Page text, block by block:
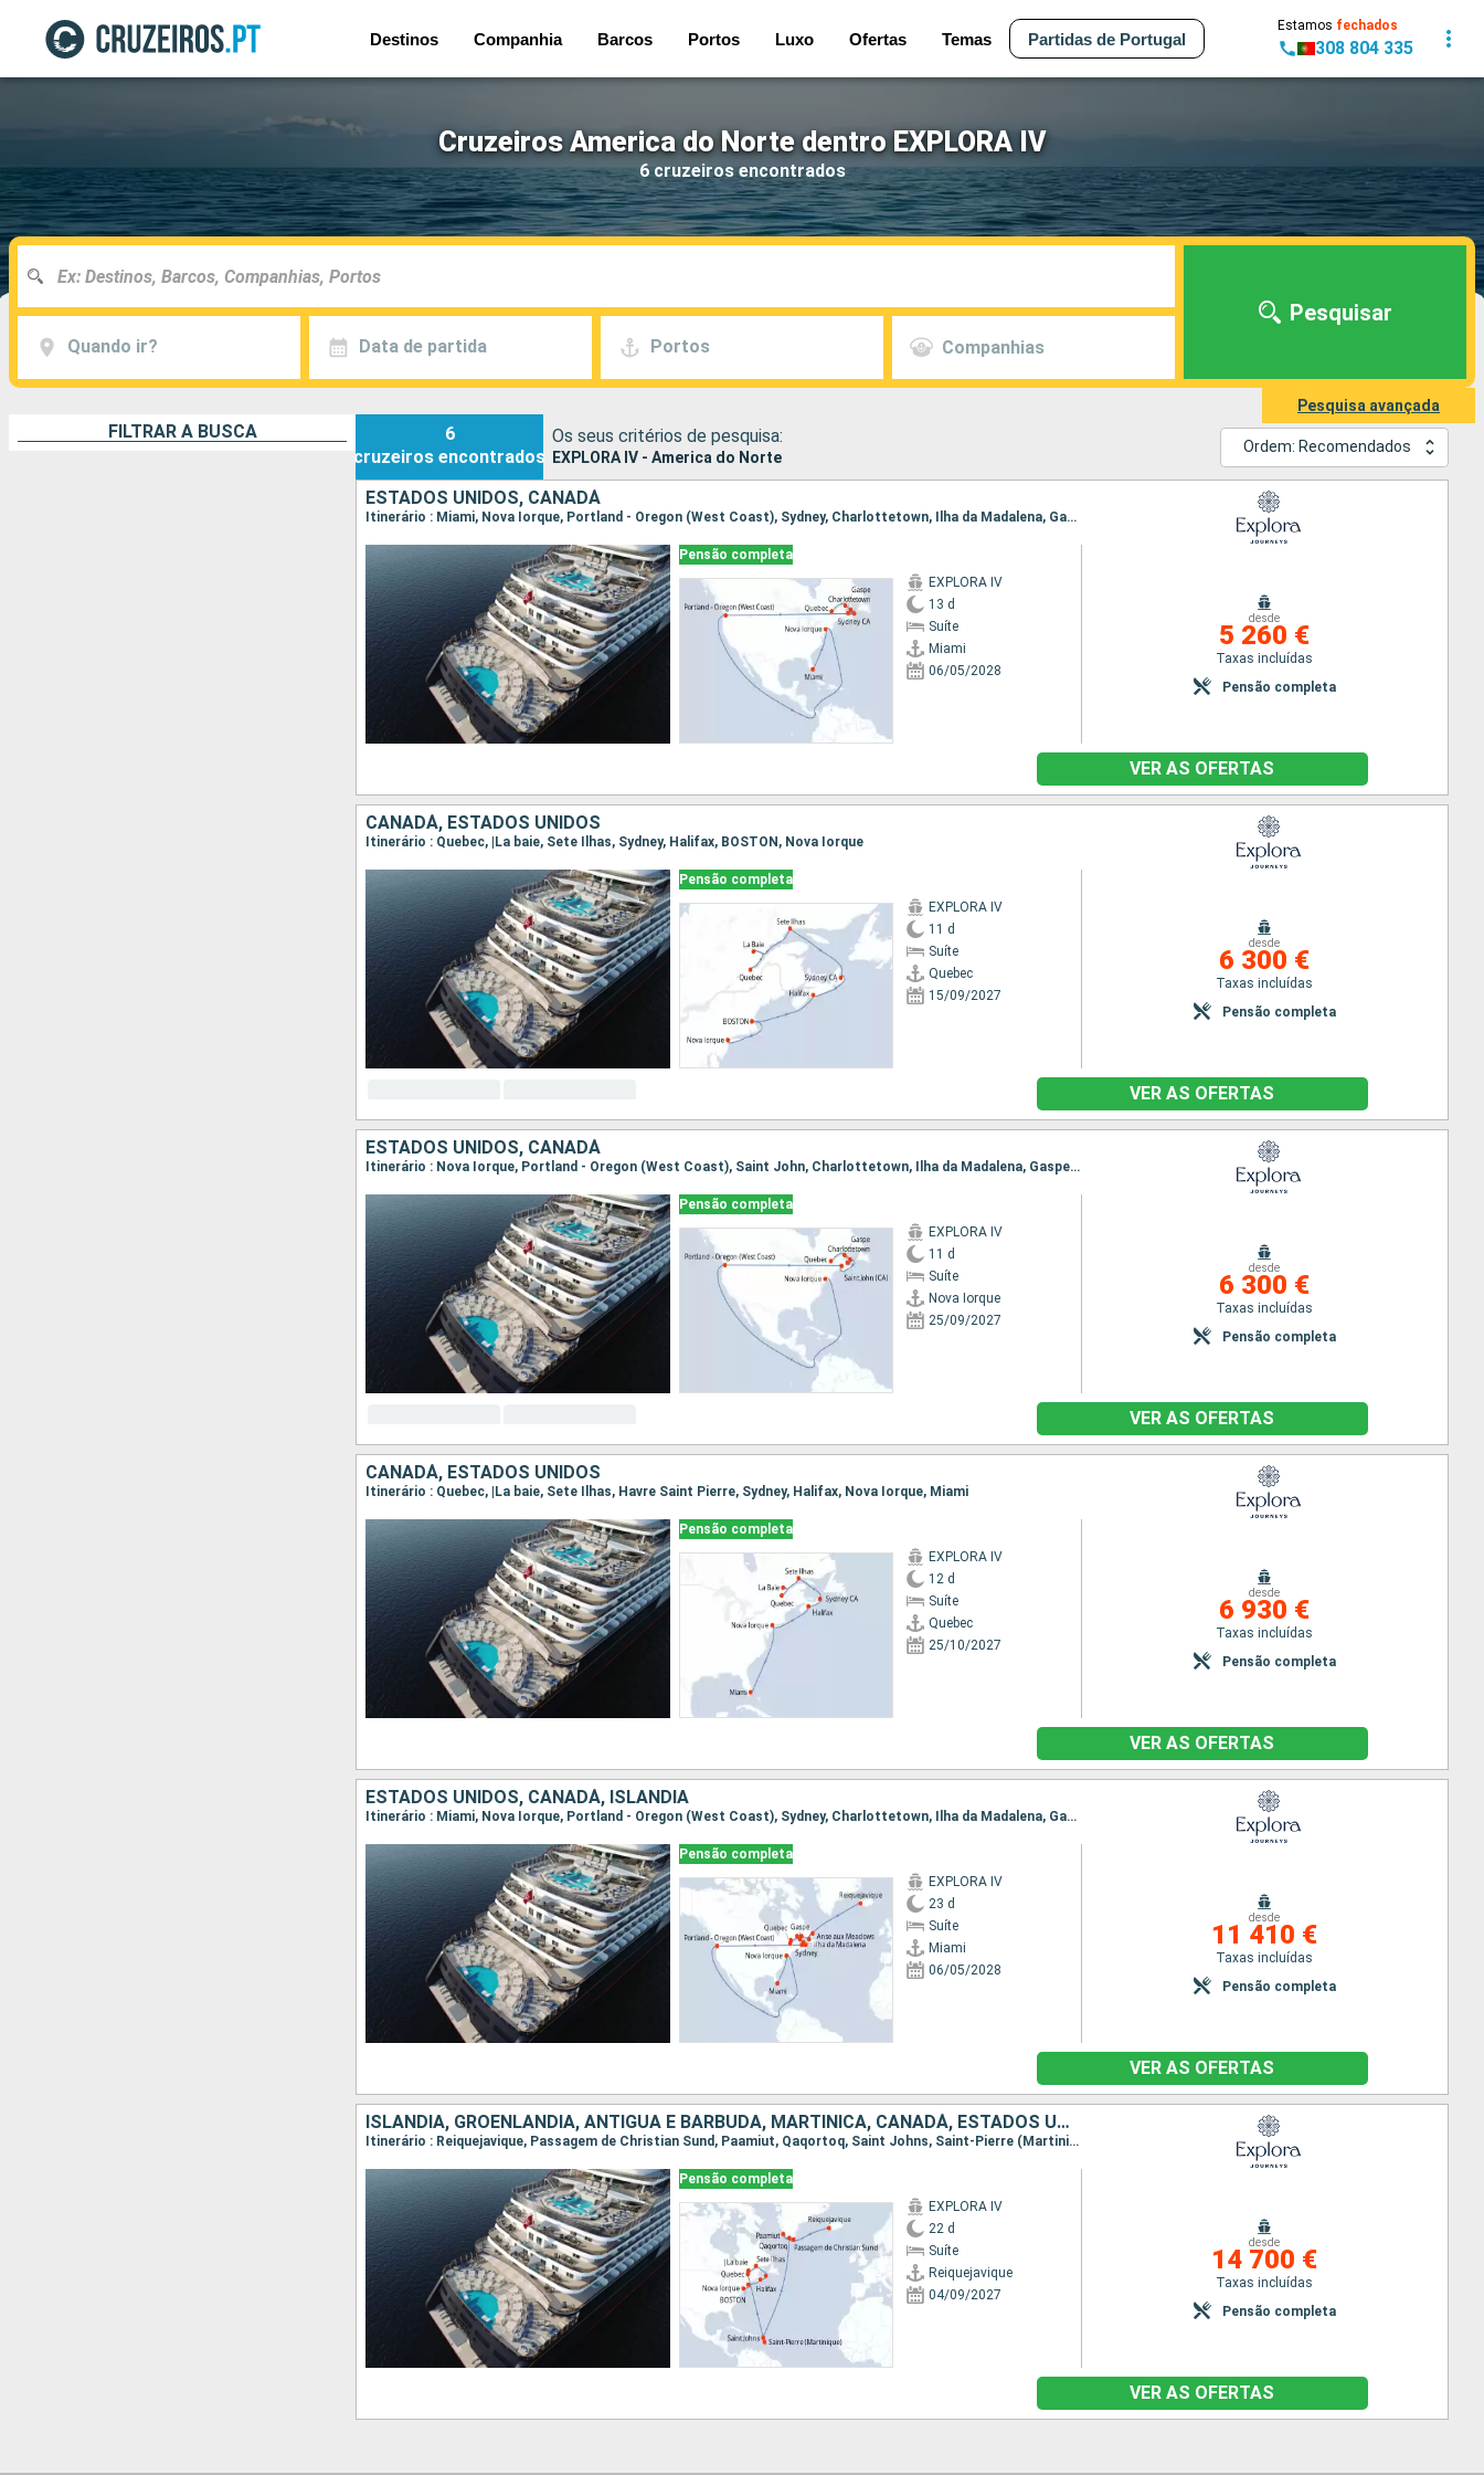
Destinos Companhia Barcos Portos Luxo Ofertas Temas Partidas de Portugal
Estamos fechados
308 804 335
Cruzeiros America do Norte dentro EXPLORA IV
6 cruzeiros encontrados
Quando ir? Data de partida Portos Companhias
Pesquisar
Pesquisa avançada
FILTRAR A BUSCA
6
cruzeiros encontrados
Os seus critérios de pesquisa:
EXPLORA IV - America do Norte
Ordem: Recomendados
ESTADOS UNIDOS, CANADÁ
Itinerário : Miami, Nova Iorque, Portland - Oregon (West Coast), Sydney, Charlottetown, Ilha da Madalena, Gaspe, Quebec
Pensão completa
EXPLORA IV
13 d
Suíte
Miami
06/05/2028
desde
5 260 €
Taxas incluídas
Pensão completa
VER AS OFERTAS
CANADÁ, ESTADOS UNIDOS
Itinerário : Quebec, |La baie, Sete Ilhas, Sydney, Halifax, BOSTON, Nova Iorque
Pensão completa
EXPLORA IV
11 d
Suíte
Quebec
15/09/2027
desde
6 300 €
Taxas incluídas
Pensão completa
VER AS OFERTAS
ESTADOS UNIDOS, CANADÁ
Itinerário : Nova Iorque, Portland - Oregon (West Coast), Saint John, Charlottetown, Ilha da Madalena, Gaspe, Quebec
Pensão completa
EXPLORA IV
11 d
Suíte
Nova Iorque
25/09/2027
desde
6 300 €
Taxas incluídas
Pensão completa
VER AS OFERTAS
CANADÁ, ESTADOS UNIDOS
Itinerário : Quebec, |La baie, Sete Ilhas, Havre Saint Pierre, Sydney, Halifax, Nova Iorque, Miami
Pensão completa
EXPLORA IV
12 d
Suíte
Quebec
25/10/2027
desde
6 930 €
Taxas incluídas
Pensão completa
VER AS OFERTAS
ESTADOS UNIDOS, CANADÁ, ISLÂNDIA
Itinerário : Miami, Nova Iorque, Portland - Oregon (West Coast), Sydney, Charlottetown, Ilha da Madalena, Gaspe, Quebec, |La baie, Sete Ilhas, Havre Saint Pierre, Corner Brook, Anse aux Meadows, Reiquejavique
Pensão completa
EXPLORA IV
23 d
Suíte
Miami
06/05/2028
desde
11 410 €
Taxas incluídas
Pensão completa
VER AS OFERTAS
ISLÂNDIA, GROENLANDIA, ANTÍGUA E BARBUDA, MARTINICA, CANADÁ, ESTADOS UNIDOS
Itinerário : Reiquejavique, Passagem de Christian Sund, Paamiut, Qaqortoq, Saint Johns, Saint-Pierre (Martinique), Quebec, |La baie, Sete Ilhas, Sydney, Halifax, BOSTON, Nova Iorque
Pensão completa
EXPLORA IV
22 d
Suíte
Reiquejavique
04/09/2027
desde
14 700 €
Taxas incluídas
Pensão completa
VER AS OFERTAS